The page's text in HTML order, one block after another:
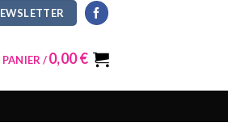
PANIER /0,00€